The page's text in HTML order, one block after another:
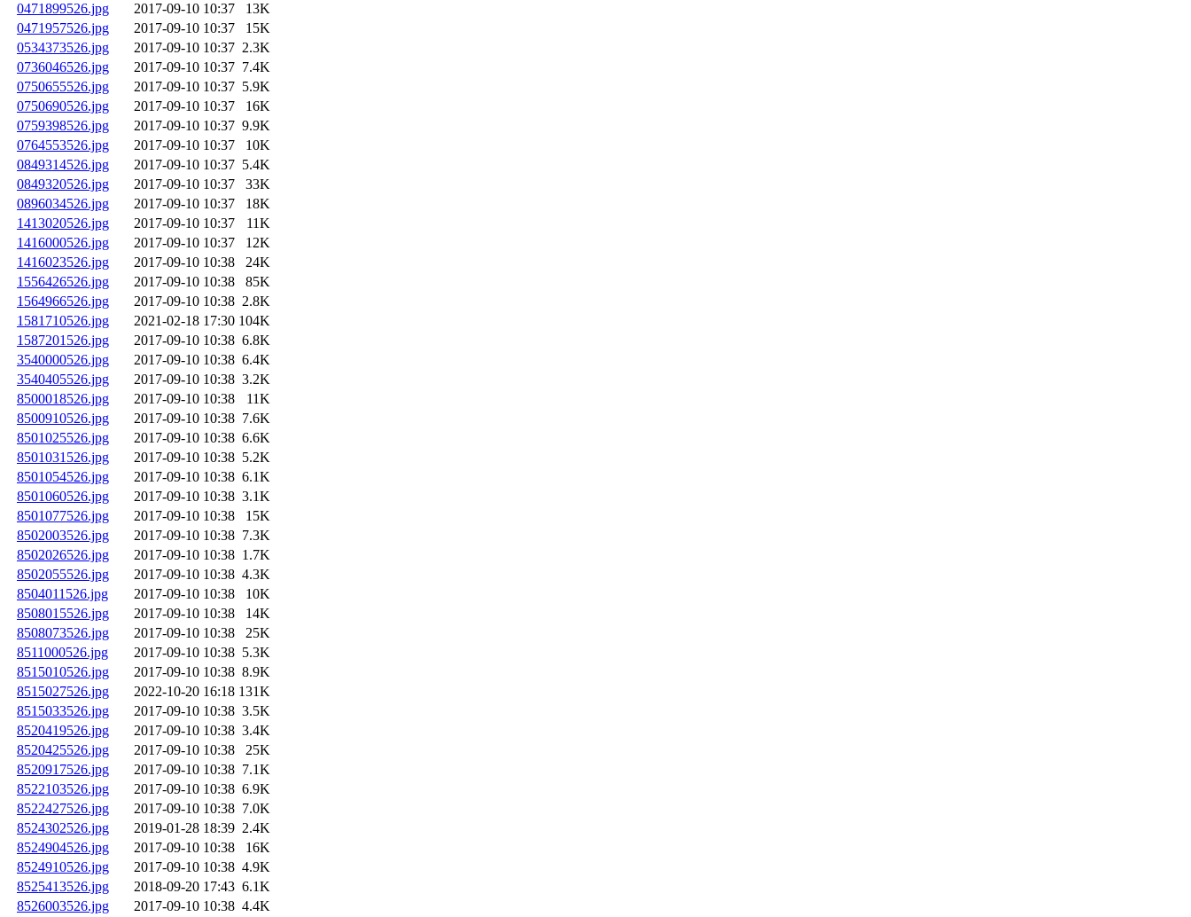
0471899526.jpg
2017-09-10 10:37
13K
0471957526.jpg
2017-09-10 10:37
15K
0534373526.jpg
2017-09-10 10:37 2.3K
0736046526.jpg
2017-09-10 10:37 7.4K
0750655526.jpg
2017-09-10 10:37 5.9K
0750690526.jpg
2017-09-10 10:37
16K
0759398526.jpg
2017-09-10 10:37 9.9K
0764553526.jpg
2017-09-10 10:37
10K
0849314526.jpg
2017-09-10 10:37 5.4K
0849320526.jpg
2017-09-10 10:37
33K
0896034526.jpg
2017-09-10 10:37
18K
1413020526.jpg
2017-09-10 10:37
11K
1416000526.jpg
2017-09-10 10:37
12K
1416023526.jpg
2017-09-10 10:38
24K
1556426526.jpg
2017-09-10 10:38
85K
1564966526.jpg
2017-09-10 10:38 2.8K
1581710526.jpg
2021-02-18 17:30 104K
1587201526.jpg
2017-09-10 10:38 6.8K
3540000526.jpg
2017-09-10 10:38 6.4K
3540405526.jpg
2017-09-10 10:38 3.2K
8500018526.jpg
2017-09-10 10:38
11K
8500910526.jpg
2017-09-10 10:38 7.6K
8501025526.jpg
2017-09-10 10:38 6.6K
8501031526.jpg
2017-09-10 10:38 5.2K
8501054526.jpg
2017-09-10 10:38 6.1K
8501060526.jpg
2017-09-10 10:38 3.1K
8501077526.jpg
2017-09-10 10:38
15K
8502003526.jpg
2017-09-10 10:38 7.3K
8502026526.jpg
2017-09-10 10:38 1.7K
8502055526.jpg
2017-09-10 10:38 4.3K
8504011526.jpg
2017-09-10 10:38
10K
8508015526.jpg
2017-09-10 10:38
14K
8508073526.jpg
2017-09-10 10:38
25K
8511000526.jpg
2017-09-10 10:38 5.3K
8515010526.jpg
2017-09-10 10:38 8.9K
8515027526.jpg
2022-10-20 16:18 131K
8515033526.jpg
2017-09-10 10:38 3.5K
8520419526.jpg
2017-09-10 10:38 3.4K
8520425526.jpg
2017-09-10 10:38
25K
8520917526.jpg
2017-09-10 10:38 7.1K
8522103526.jpg
2017-09-10 10:38 6.9K
8522427526.jpg
2017-09-10 10:38 7.0K
8524302526.jpg
2019-01-28 18:39 2.4K
8524904526.jpg
2017-09-10 10:38
16K
8524910526.jpg
2017-09-10 10:38 4.9K
8525413526.jpg
2018-09-20 17:43 6.1K
8526003526.jpg
2017-09-10 10:38 4.4K